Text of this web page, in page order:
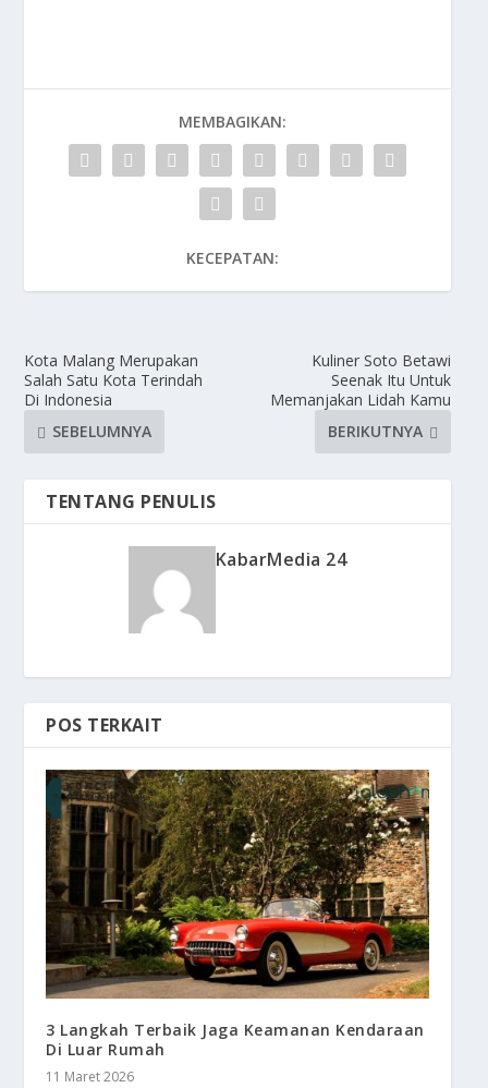
MEMBAGIKAN:
KECEPATAN:
Kota Malang Merupakan
Salah Satu Kota Terindah
Di Indonesia
SEBELUMNYA
Kuliner Soto Betawi
Seenak Itu Untuk
Memanjakan Lidah Kamu
BERIKUTNYA
TENTANG PENULIS
KabarMedia 24
POS TERKAIT
3 Langkah Terbaik Jaga Keamanan Kendaraan
Di Luar Rumah
11 Maret 2026